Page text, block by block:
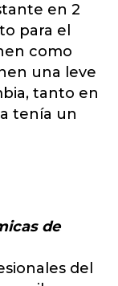
en 2
para el
como
una leve
tanto en
tenía un
de
del